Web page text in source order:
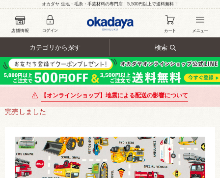
オカダヤ 生地・毛糸・手芸材料の専門店｜5,500円以上で送料無料！
カテゴリから探す 検索
【オンラインショップ】地震による配送の影響について
完売しました